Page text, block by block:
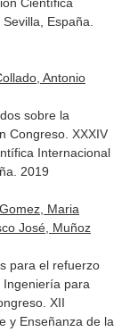
España.
Antonio
sobre la
Congreso. XXXIV
Internacional
2019
Maria
José, Muñoz
para el refuerzo
para
XII
y Enseñanza de la